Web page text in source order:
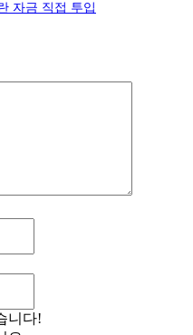
자금 직접 투입
일
니다!